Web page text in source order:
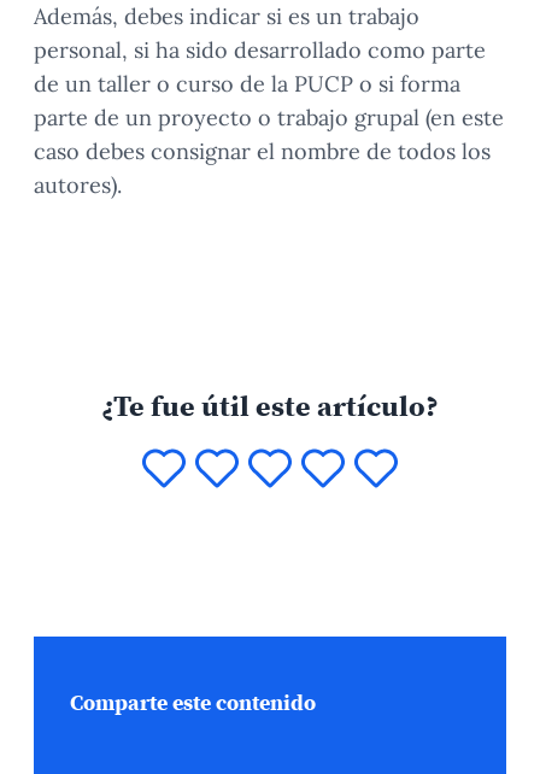
Además, debes indicar si es un trabajo
personal, si ha sido desarrollado como parte
de un taller o curso de la PUCP o si forma
parte de un proyecto o trabajo grupal (en este
caso debes consignar el nombre de todos los
autores).
¿Te fue útil este artículo?
Comparte este contenido